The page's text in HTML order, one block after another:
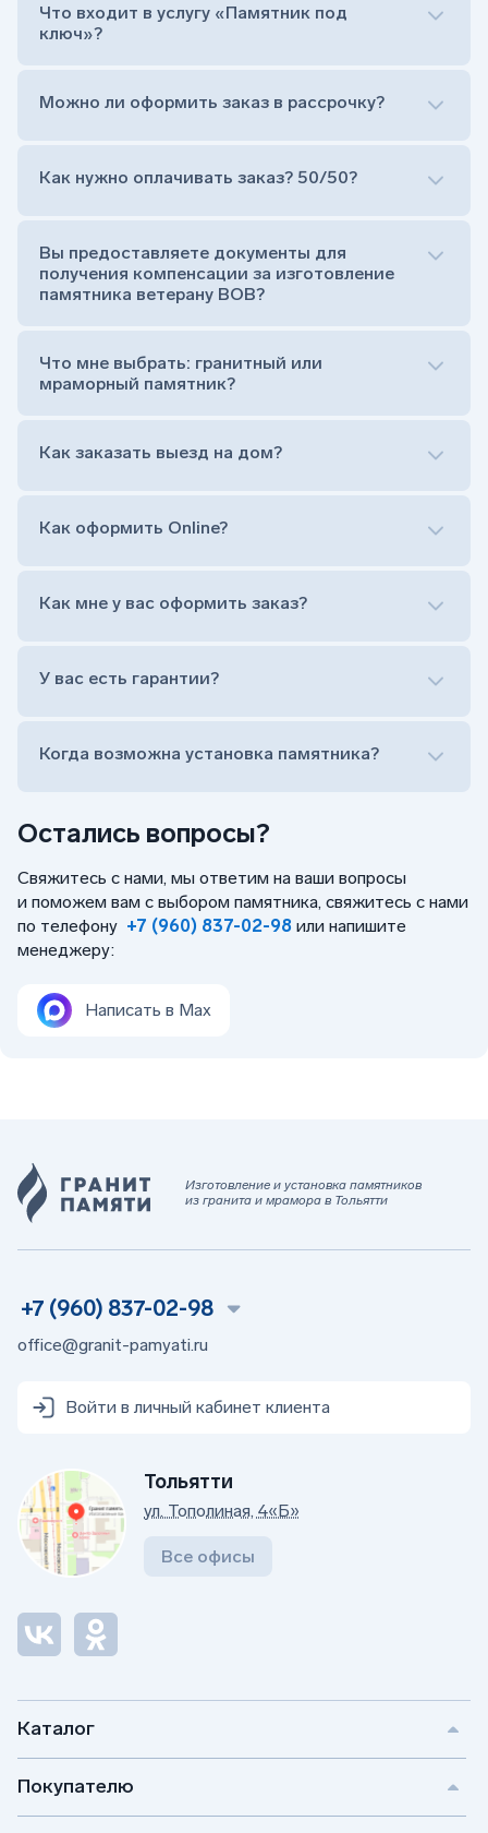
Остались вопросы?
Свяжитесь с нами, мы ответим на ваши вопросы
и поможем вам с выбором памятника, свяжитесь с нами
по телефону +7 (960) 837-02-98 или напишите
менеджеру:
Написать в Max
Что входит в услугу «Памятник под
ключ»?
Сам комплект памятника:
Тумба (постамент, на который при помощи
штыря устанавливается стела)
Цветник (обрамление могилки, бывает, что
Обработка и сверловка комплекта
Расположение символа веры (крестик или
на символ веры или вовсе портрет не рисовать)
прописной)
Можно ли оформить заказ в рассрочку?
Как нужно оплачивать заказ? 50/50?
Вы предоставляете документы для
получения компенсации за изготовление
памятника ветерану ВОВ?
Что мне выбрать: гранитный или
мраморный памятник?
Как заказать выезд на дом?
Оформить заказ удаленно (online)
Заказать бесплатный выезд менеджера на дом
Как оформить Online?
Оформить заказ удаленно (online)
Заказать бесплатный выезд менеджера на дом
Как мне у вас оформить заказ?
У вас есть гарантии?
Когда возможна установка памятника?
Изготовление и установка памятников
из гранита и мрамора в Тольятти
Каталог
Покупателю
+7 (960) 837-02-98
office@granit-pamyati.ru
Войти в личный кабинет клиента
Тольятти
ул. Тополиная, 4«Б»
Все офисы